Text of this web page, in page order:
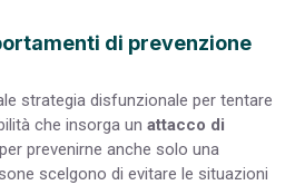
di prevenzione
strategia disfunzionale per tentare
che insorga un attacco di
prevenirne anche solo una
scelgono di evitare le situazioni